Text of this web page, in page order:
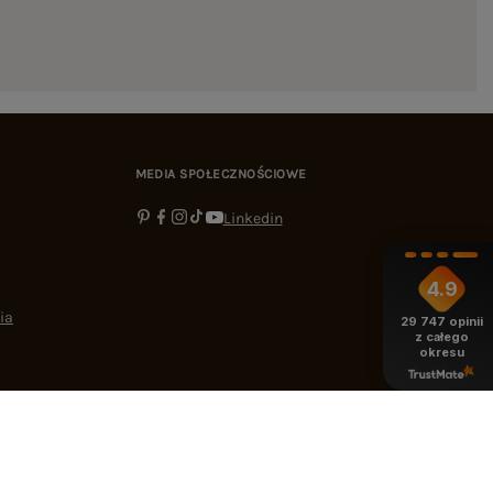
MEDIA SPOŁECZNOŚCIOWE
Linkedin
4.9
29 747 opinii
z całego
okresu